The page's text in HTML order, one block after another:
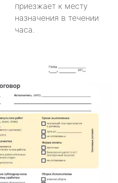
приезжает к месту
назначения в течении
часа.